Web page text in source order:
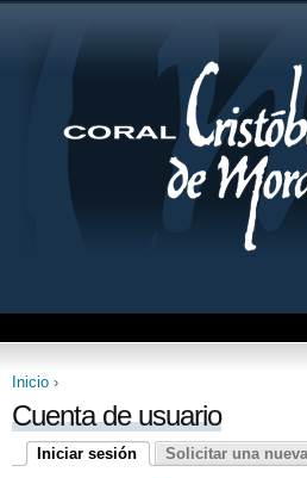
Se encuentra usted aquí
Inicio ›
Cuenta de usuario
Solapas principales
Iniciar sesión
Solicitar una